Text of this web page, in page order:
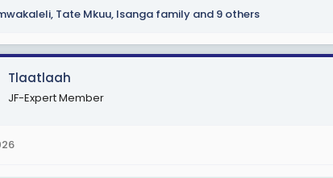
, Tate Mkuu, Isanga family and 9 others
Tlaatlaah
JF-Expert Member